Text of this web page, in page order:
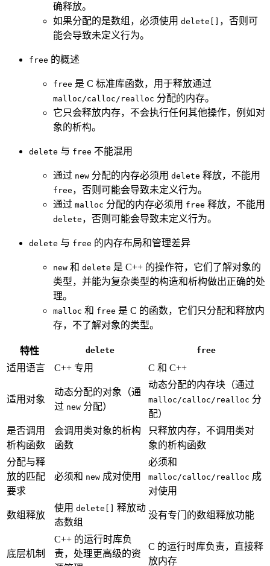
确释放。
如果分配的是数组，必须使用 delete[] ，否则可
能会导致未定义行为。
free 的概述
free 是 C 标准库函数，用于释放通过
malloc/calloc/realloc 分配的内存。
它只会释放内存，不会执行任何其他操作，例如对
象的析构。
delete 与 free 不能混用
通过 new 分配的内存必须用 delete 释放，不能用
free ，否则可能会导致未定义行为。
通过 malloc 分配的内存必须用 free 释放，不能用
delete ，否则可能会导致未定义行为。
delete 与 free 的内存布局和管理差异
new 和 delete 是 C++ 的操作符，它们了解对象的
类型，并能为复杂类型的构造和析构做出正确的处
理。
malloc 和 free 是 C 的函数，它们只分配和释放内
存，不了解对象的类型。
特性 delete free
适用语言 C++ 专用 C 和 C++
适用对象
动态分配的对象（通
过 new 分配）
动态分配的内存块（通过
malloc/calloc/realloc 分
配）
是否调用
析构函数
会调用类对象的析构
函数
只释放内存，不调用类对
象的析构函数
分配与释
放的匹配
要求
必须和 new 成对使用
必须和
malloc/calloc/realloc 成
对使用
数组释放
使用 delete[] 释放动
态数组
没有专门的数组释放功能
底层机制
C++ 的运行时库负
责，处理更高级的资
C 的运行时库负责，直接释
放内存